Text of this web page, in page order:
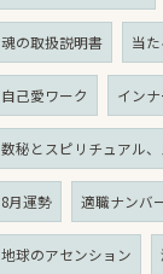
魂の取扱説明書 当
自己愛ワーク イン
数秘とスピリチュアル
8月運勢 適職ナンバ
地球のアセンション